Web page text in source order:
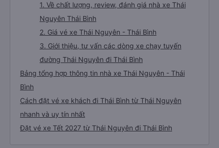
1. Về chất lượng, review, đánh giá nhà xe Thái
Nguyên Thái Bình
2. Giá vé xe Thái Nguyên - Thái Bình
3. Giới thiệu, tư vấn các dòng xe chạy tuyến
đường Thái Nguyên đi Thái Bình
Bảng tổng hợp thông tin nhà xe Thái Nguyên - Thái
Bình
Cách đặt vé xe khách đi Thái Bình từ Thái Nguyên
nhanh và uy tín nhất
Đặt vé xe Tết 2027 từ Thái Nguyên đi Thái Bình